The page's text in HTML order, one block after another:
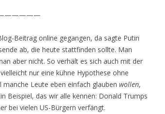
Beitrag online gegangen, da sagte Putin
ab, die heute stattfinden sollte. Man
aber nicht. So verhält es sich auch mit der
nur eine kühne Hypothese ohne
Leute eben einfach glauben wollen,
Beispiel, das wir alle kennen: Donald Trumps
bei vielen US-Bürgern verfängt.